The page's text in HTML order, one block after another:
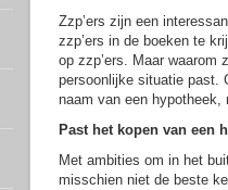
Zzp’ers zijn een
zzp’ers in de boeken te
op zzp’ers. Maar waarom
persoonlijke situatie past.
naam van een
Past het kopen van een
Met ambities om in het
misschien niet de beste